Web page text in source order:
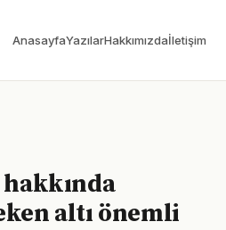
AnasayfaYazılarHakkımızdaİletişim
altı önemli